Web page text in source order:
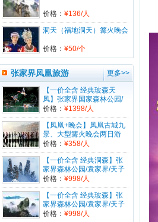
1597416****预订的美国(United States)-
美国个人旅游签证（多次）-预定1张已经
回传确认。请打印电子票前往。订单编号
为：201612****293。
1378922****预订的【私人订制】攸县酒
埠江二日游2张已经回传确认。请打印电
子票前往。订单编号为：201612****52
6。
1375518****预订的长沙生态动物园门票
2张已经回传确认。请打印电子票前往。
订单编号为：201612****040。
1380736****预订的【长沙直飞】清凉一
夏--普吉岛梦幻亲子游7天5晚2张已经回
传确认。请打印电子票前往。订单编号
为：201607****434。
1587493****预订的【6天往返-纯净海
洋】长沙出发至海口双飞六日游2张已经
回传确认。请打印电子票前往。订单编号
为：201607****974。
价格： ¥136/人
洞天（福地洞天）篝火晚会
价格： ¥50/个
更多>>
张家界凤凰旅游
【一价全含 经典玻森天
凤】张家界国家森林公园/
袁家界/天子山/金鞭溪/玻璃
桥/天门山/凤凰古城/苗寨五
日游
价格： ¥1398/人
【凤凰+晚会】凤凰古城九
景、大型篝火晚会两日游
价格： ¥358/人
【一价全含 经典洞森】张
家界森林公园/袁家界/天子
山/金鞭溪/黄龙洞三日游
价格： ¥998/人
【一价全含 经典玻森】张
家界森林公园/袁家界/天子
山/金鞭溪/玻璃桥三日游
价格： ¥998/人